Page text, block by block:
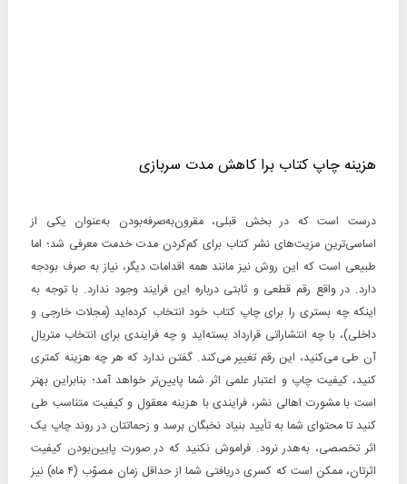
هزینه چاپ کتاب برا کاهش مدت سربازی
درست است که در بخش قبلی، مقرون‌به‌صرفه‌بودن به‌عنوان یکی از
اساسی‌ترین مزیت‌های نشر کتاب برای کم‌کردن مدت خدمت معرفی شد؛ اما
طبیعی است که این روش نیز مانند همه اقدامات دیگر، نیاز به صرف بودجه
دارد. در واقع رقم قطعی و ثابتی درباره این فرایند وجود ندارد. با توجه به
اینکه چه بستری را برای چاپ کتاب خود انتخاب کرده‌اید (مجلات خارجی و
داخلی)، با چه انتشاراتی قرارداد بسته‌اید و چه فرایندی برای انتخاب متریال
آن طی می‌کنید، این رقم تغییر می‌کند. گفتن ندارد که هر چه هزینه کمتری
کنید، کیفیت چاپ و اعتبار علمی اثر شما پایین‌تر خواهد آمد؛ بنابراین بهتر
است با مشورت اهالی نشر، فرایندی با هزینه معقول و کیفیت متناسب طی
کنید تا محتوای شما به تأیید بنیاد نخبگان برسد و زحماتتان در روند چاپ یک
اثر تخصصی، به‌هدر نرود. فراموش نکنید که در صورت پایین‌بودن کیفیت
اثرتان، ممکن است که کسری دریافتی شما از حداقل زمان مصوّب (۴ ماه) نیز